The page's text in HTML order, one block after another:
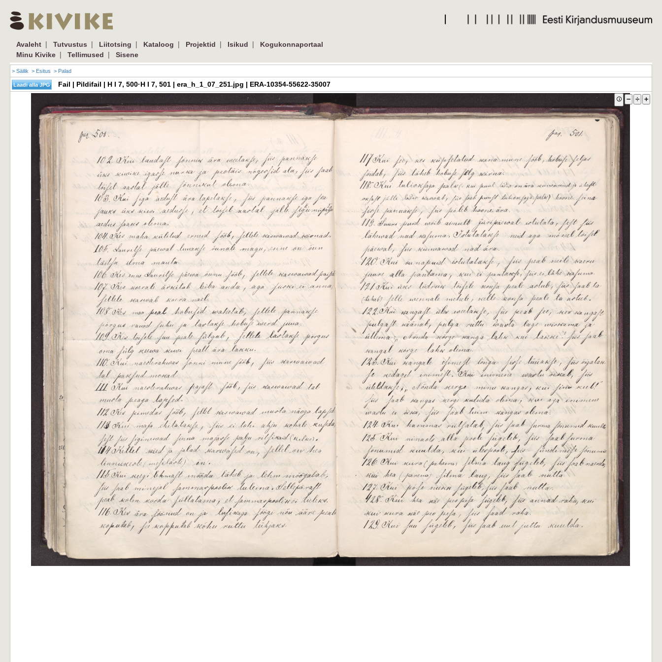
Avaleht | Tutvustus | Liitotsing | Kataloog | Projektid | Isikud |
Kogukonnaportaal
Minu Kivike | Tellimused | Sisene
> Säilik > Esitus > Palad
Fail | Pildifail | H I 7, 500·H I 7, 501 | era_h_1_07_251.jpg | ERA-10354-55622-35007